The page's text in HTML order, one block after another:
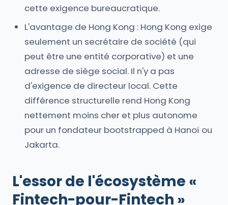
cette exigence bureaucratique.
L'avantage de Hong Kong : Hong Kong exige
seulement un secrétaire de société (qui
peut être une entité corporative) et une
adresse de siège social. Il n'y a pas
d'exigence de directeur local. Cette
différence structurelle rend Hong Kong
nettement moins cher et plus autonome
pour un fondateur bootstrapped à Hanoï ou
Jakarta.
L'essor de l'écosystème «
Fintech-pour-Fintech »